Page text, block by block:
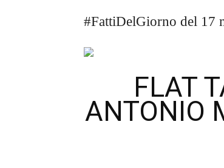
#FattiDelGiorno del 17
FLAT
ANTONIO